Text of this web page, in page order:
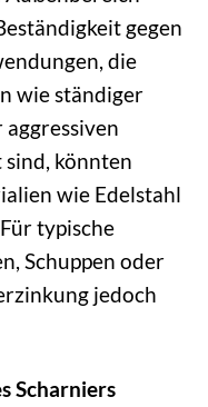
gegen
die
wie ständiger
aggressiven
könnten
wie Edelstahl
typische
Schuppen oder
jedoch
Scharniers